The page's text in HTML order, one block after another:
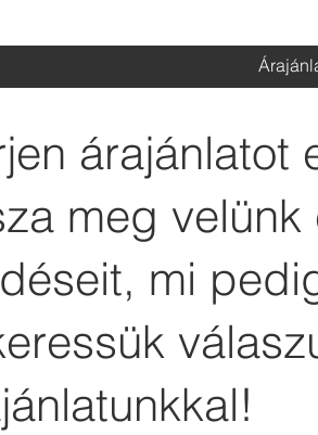
árajánlatot
meg velünk
mi